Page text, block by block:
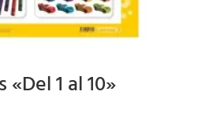
1 al 10»